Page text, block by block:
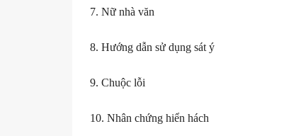
7. Nữ nhà văn
8. Hướng dẫn sử dụng sát ý
9. Chuộc lỗi
10. Nhân chứng hiển hách